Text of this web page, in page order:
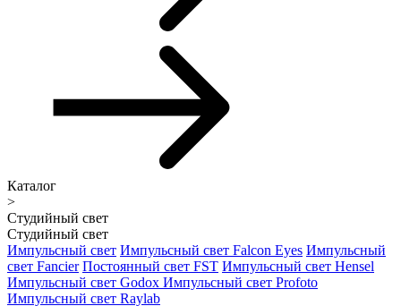
Каталог
>
Студийный свет
Студийный свет
Импульсный свет Импульсный свет Falcon Eyes Импульсный
свет Fancier Постоянный свет FST Импульсный свет Hensel
Импульсный свет Godox Импульсный свет Profoto
Импульсный свет Raylab